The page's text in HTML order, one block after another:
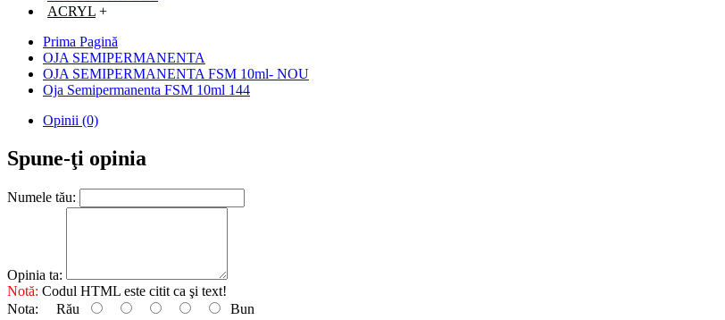
ACRYL +
Prima Pagină
OJA SEMIPERMANENTA
OJA SEMIPERMANENTA FSM 10ml- NOU
Oja Semipermanenta FSM 10ml 144
Opinii (0)
Spune-ţi opinia
Numele tău:
Opinia ta:
Notă: Codul HTML este citit ca şi text!
Nota: Rău Bun